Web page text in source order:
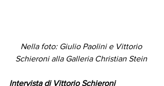
Nella foto: Giulio Paolini e Vittorio
Schieroni alla Galleria Christian Stein
Intervista di Vittorio Schieroni